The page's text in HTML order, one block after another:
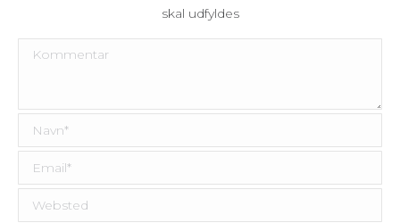
skal udfyldes
Kommentar
Navn *
Email *
Websted